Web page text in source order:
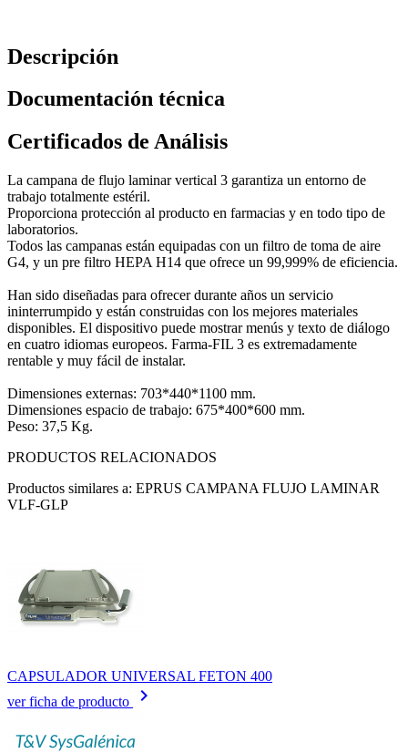
Descripción
Documentación técnica
Certificados de Análisis
La campana de flujo laminar vertical 3 garantiza un entorno de
trabajo totalmente estéril.
Proporciona protección al producto en farmacias y en todo tipo de
laboratorios.
Todos las campanas están equipadas con un filtro de toma de aire
G4, y un pre filtro HEPA H14 que ofrece un 99,999% de eficiencia.
Han sido diseñadas para ofrecer durante años un servicio
ininterrumpido y están construidas con los mejores materiales
disponibles. El dispositivo puede mostrar menús y texto de diálogo
en cuatro idiomas europeos. Farma-FIL 3 es extremadamente
rentable y muy fácil de instalar.
Dimensiones externas: 703*440*1100 mm.
Dimensiones espacio de trabajo: 675*400*600 mm.
Peso: 37,5 Kg.
PRODUCTOS RELACIONADOS
Productos similares a: EPRUS CAMPANA FLUJO LAMINAR
VLF-GLP
CAPSULADOR UNIVERSAL FETON 400
ver ficha de producto
keyboard_arrow_right